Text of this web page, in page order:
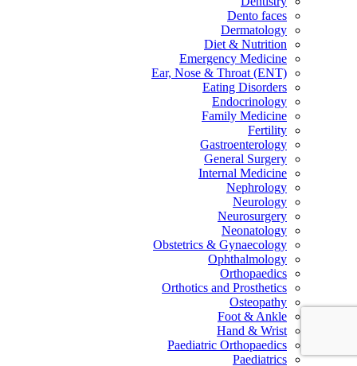
Dento faces
Dermatology
Diet & Nutrition
Emergency Medicine
Ear, Nose & Throat (ENT)
Eating Disorders
Endocrinology
Family Medicine
Fertility
Gastroenterology
General Surgery
Internal Medicine
Nephrology
Neurology
Neurosurgery
Neonatology
Obstetrics & Gynaecology
Ophthalmology
Orthopaedics
Orthotics and Prosthetics
Osteopathy
Foot & Ankle
Hand & Wrist
Paediatric Orthopaedics
Paediatrics